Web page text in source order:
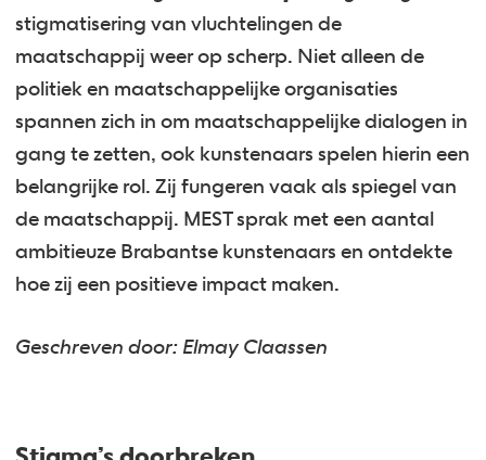
stigmatisering van vluchtelingen de
maatschappij weer op scherp. Niet alleen de
politiek en maatschappelijke organisaties
spannen zich in om maatschappelijke dialogen in
gang te zetten, ook kunstenaars spelen hierin een
belangrijke rol. Zij fungeren vaak als spiegel van
de maatschappij. MEST sprak met een aantal
ambitieuze Brabantse kunstenaars en ontdekte
hoe zij een positieve impact maken.
Geschreven door: Elmay Claassen